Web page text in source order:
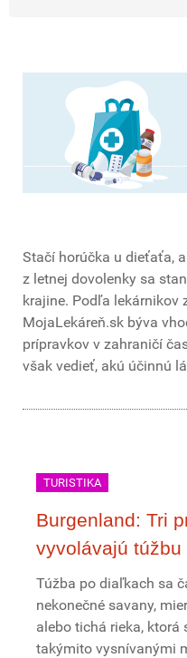
Stačí horúčka u dieťaťa,
z letnej dovolenky sa
krajine. Podľa lekárnikov
MojaLekáreň.sk býva
prípravkov v zahraničí
však vedieť, akú účinnú
TURISTIKA
Burgenland: Tri
vyvolávajú
Túžba po diaľkach sa
nekonečné savany,
alebo tichá rieka, ktorá
takýmito vysnívanými